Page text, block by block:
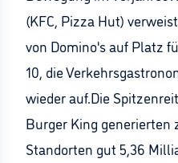
(KFC, Pizza Hut)
von Domino's auf Platz
10, die
wieder auf.Die
Burger King generierten
Standorten gut 5,36